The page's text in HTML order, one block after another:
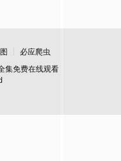
必应爬虫
集免费在线观看